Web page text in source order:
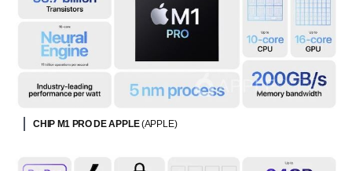
CHIP M1 PRO DE APPLE(APPLE)